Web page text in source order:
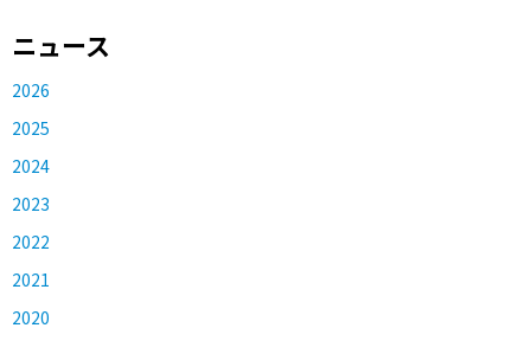
ニュース
2026
2025
2024
2023
2022
2021
2020